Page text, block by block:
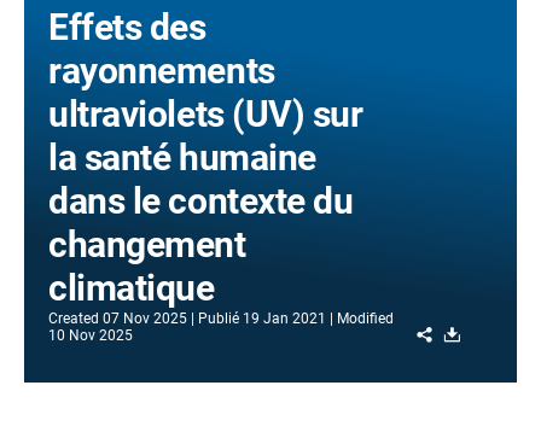
Effets des
rayonnements
ultraviolets (UV) sur
la santé humaine
dans le contexte du
changement
climatique
Created 07 Nov 2025 Publié 19 Jan 2021
Modified
10 Nov 2025
Share